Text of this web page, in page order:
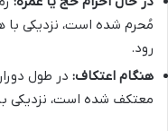
مُحرم شده است، نزدیکی با
رود.
هنگام اعتکاف: در طول
معتکف شده است، نزدیکی